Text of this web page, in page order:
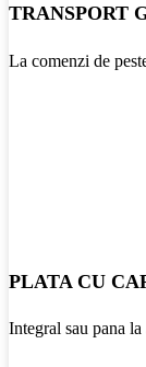
TRANSPORT
La comenzi de
PLATA CU
Integral sau pana la